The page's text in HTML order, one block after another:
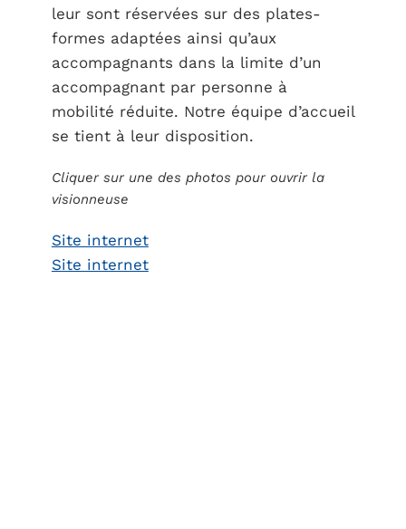
leur sont réservées sur des plates-
formes adaptées ainsi qu’aux
accompagnants dans la limite d’un
accompagnant par personne à
mobilité réduite. Notre équipe d’accueil
se tient à leur disposition.
Cliquer sur une des photos pour ouvrir la
visionneuse
Site internet
Site internet